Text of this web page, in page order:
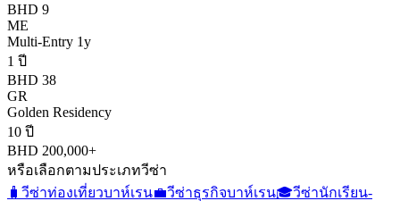
BHD 9
ME
Multi-Entry 1y
1 ปี
BHD 38
GR
Golden Residency
10 ปี
BHD 200,000+
หรือเลือกตามประเภทวีซ่า
🧳 วีซ่าท่องเที่ยวบาห์เรน💼วีซ่าธุรกิจบาห์เรน🎓วีซ่านักเรียน-